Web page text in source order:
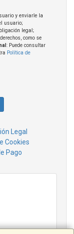
y enviarle la
usuario;
legal;
como se
: Puede consultar
Política de
Legal
Cookies
Pago